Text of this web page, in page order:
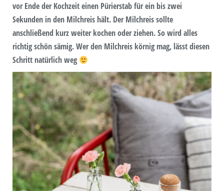
vor Ende der Kochzeit einen Pürierstab für ein bis zwei
Sekunden in den Milchreis hält. Der Milchreis sollte
anschließend kurz weiter kochen oder ziehen. So wird alles
richtig schön sämig. Wer den Milchreis körnig mag, lässt diesen
Schritt natürlich weg